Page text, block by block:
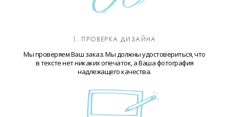
1. ПРОВЕРКА ДИЗАЙНА
Мы проверяем Ваш заказ. Мы должны удостовериться, что
в тексте нет никаких опечаток, а Ваша фотография
надлежащего качества.